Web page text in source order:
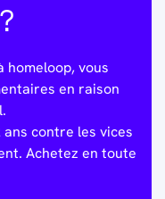
homeloop, vous
en raison
contre les vices
Achetez en toute